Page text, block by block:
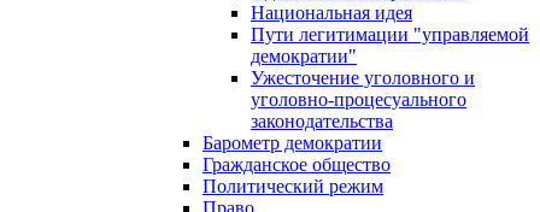
Национальная идея
Пути легитимации "управляемой
демократии"
Ужесточение уголовного и
уголовно-процесуального
законодательства
Барометр демократии
Гражданское общество
Политический режим